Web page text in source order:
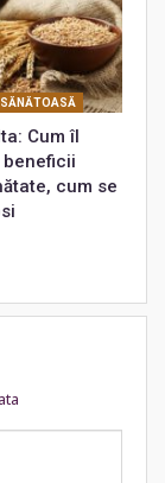
Cum îl
cum se